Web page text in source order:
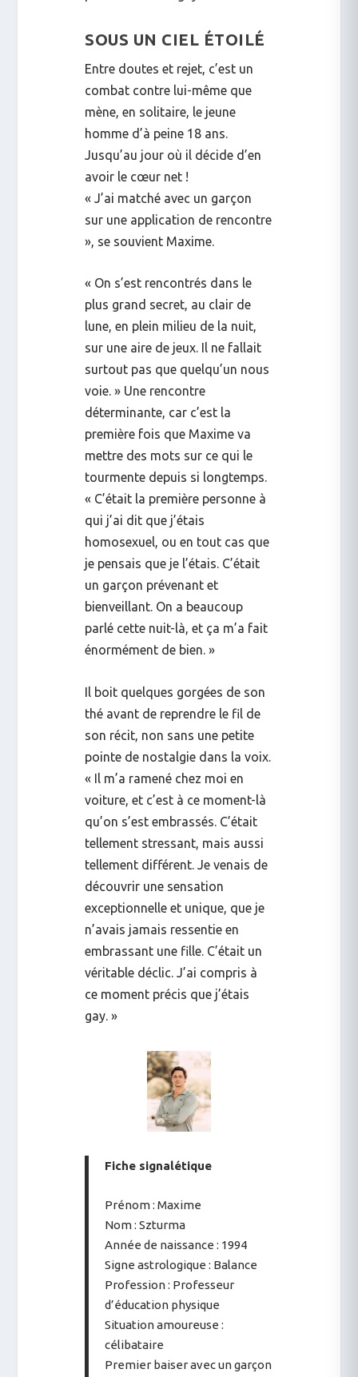
SOUS UN CIEL ÉTOILÉ
Entre doutes et rejet, c’est un
combat contre lui-même que
mène, en solitaire, le jeune
homme d’à peine 18 ans.
Jusqu’au jour où il décide d’en
avoir le cœur net !
« J’ai matché avec un garçon
sur une application de rencontre
», se souvient Maxime.
« On s’est rencontrés dans le
plus grand secret, au clair de
lune, en plein milieu de la nuit,
sur une aire de jeux. Il ne fallait
surtout pas que quelqu’un nous
voie. » Une rencontre
déterminante, car c’est la
première fois que Maxime va
mettre des mots sur ce qui le
tourmente depuis si longtemps.
« C’était la première personne à
qui j’ai dit que j’étais
homosexuel, ou en tout cas que
je pensais que je l’étais. C’était
un garçon prévenant et
bienveillant. On a beaucoup
parlé cette nuit-là, et ça m’a fait
énormément de bien. »
Il boit quelques gorgées de son
thé avant de reprendre le fil de
son récit, non sans une petite
pointe de nostalgie dans la voix.
« Il m’a ramené chez moi en
voiture, et c’est à ce moment-là
qu’on s’est embrassés. C’était
tellement stressant, mais aussi
tellement différent. Je venais de
découvrir une sensation
exceptionnelle et unique, que je
n’avais jamais ressentie en
embrassant une fille. C’était un
véritable déclic. J’ai compris à
ce moment précis que j’étais
gay. »
Fiche signalétique
Prénom : Maxime
Nom : Szturma
Année de naissance : 1994
Signe astrologique : Balance
Profession : Professeur
d’éducation physique
Situation amoureuse :
célibataire
Premier baiser avec un garçon